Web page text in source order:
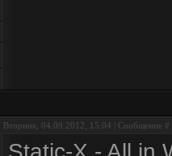
Вторник, 04.09.2012, 15:04 | Сообщение #